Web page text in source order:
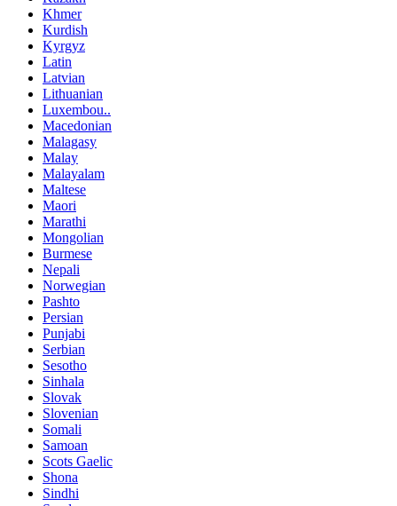
Khmer
Kurdish
Kyrgyz
Latin
Latvian
Lithuanian
Luxembou..
Macedonian
Malagasy
Malay
Malayalam
Maltese
Maori
Marathi
Mongolian
Burmese
Nepali
Norwegian
Pashto
Persian
Punjabi
Serbian
Sesotho
Sinhala
Slovak
Slovenian
Somali
Samoan
Scots Gaelic
Shona
Sindhi